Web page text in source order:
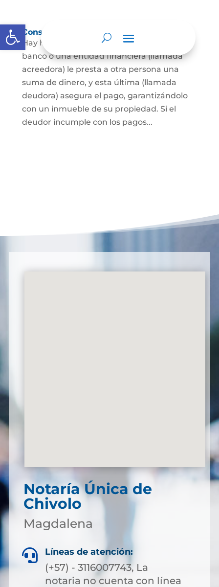
Abrir barra de herramientas
Constitución de hipoteca
Hay hipoteca cuando una persona, o un
banco o una entidad financiera (llamada
acreedora) le presta a otra persona una
suma de dinero, y esta última (llamada
deudora) asegura el pago, garantizándolo
con un inmueble de su propiedad. Si el
deudor incumple con los pagos...
Notaría Única de
Chivolo
Magdalena
 Líneas de atención:
(+57) - 3116007743, La
notaria no cuenta con línea